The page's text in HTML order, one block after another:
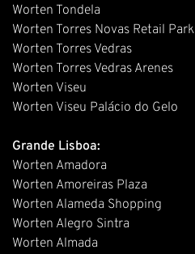
Worten Tondela
Worten Torres Novas Retail Park
Worten Torres Vedras
Worten Torres Vedras Arenes
Worten Viseu
Worten Viseu Palácio do Gelo
Grande Lisboa:
Worten Amadora
Worten Amoreiras Plaza
Worten Alameda Shopping
Worten Alegro Sintra
Worten Almada